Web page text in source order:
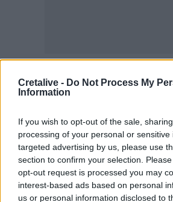
Cretalive - Do Not Process My
Information
If you wish to opt-out of the sale,
processing of your personal or
targeted advertising by us, please use
section to confirm your selection.
opt-out request is processed you may
interest-based ads based on personal
us or personal information disclosed to
ΣΧΕΤΙΚΆ TAGS
Πάτρα
Γίνε ο ρεπόρτερ του
ΣΤΕΊΛΕ ΤΗΝ